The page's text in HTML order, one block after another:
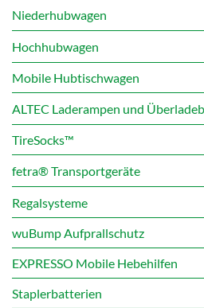
Niederhubwagen
Hochhubwagen
Mobile Hubtischwagen
ALTEC Laderampen und
TireSocks™
fetra® Transportgeräte
Regalsysteme
wuBump Aufprallschutz
EXPRESSO Mobile Hebehilfen
Staplerbatterien